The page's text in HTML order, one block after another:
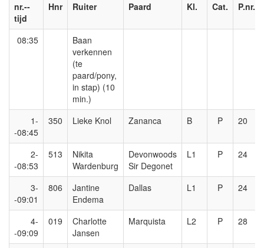
nr.--
tijd
Hnr Ruiter Paard Kl. Cat. P.nr.
08:35
Baan
verkennen
(te
paard/pony,
in stap) (10
min.)
1-
-08:45
350 Lieke Knol Zananca B P 20
2-
-08:53
513
Nikita
Wardenburg
Devonwoods
Sir Degonet
L1 P 24
3-
-09:01
806
Jantine
Endema
Dallas L1 P 24
4-
-09:09
019
Charlotte
Jansen
Marquista L2 P 28